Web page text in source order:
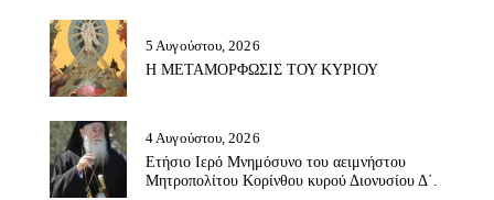
5 Αυγούστου, 2026
Η ΜΕΤΑΜΟΡΦΩΣΙΣ ΤΟΥ ΚΥΡΙΟΥ
4 Αυγούστου, 2026
Ετήσιο Ιερό Μνημόσυνο του αειμνήστου
Μητροπολίτου Κορίνθου κυρού Διονυσίου Δ΄.